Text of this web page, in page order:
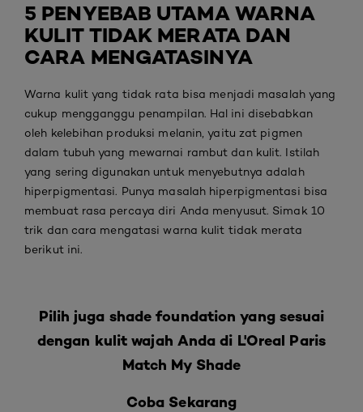
5 PENYEBAB UTAMA WARNA
KULIT TIDAK MERATA DAN
CARA MENGATASINYA
Warna kulit yang tidak rata bisa menjadi masalah yang
cukup mengganggu penampilan. Hal ini disebabkan
oleh kelebihan produksi melanin, yaitu zat pigmen
dalam tubuh yang mewarnai rambut dan kulit. Istilah
yang sering digunakan untuk menyebutnya adalah
hiperpigmentasi. Punya masalah hiperpigmentasi bisa
membuat rasa percaya diri Anda menyusut. Simak 10
trik dan cara mengatasi warna kulit tidak merata
berikut ini.
Pilih juga shade foundation yang sesuai
dengan kulit wajah Anda di L'Oreal Paris
Match My Shade
Coba Sekarang